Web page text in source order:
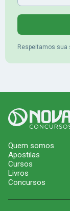
Respeitamos sua
Quem somos
Apostilas
Cursos
Livros
Concursos